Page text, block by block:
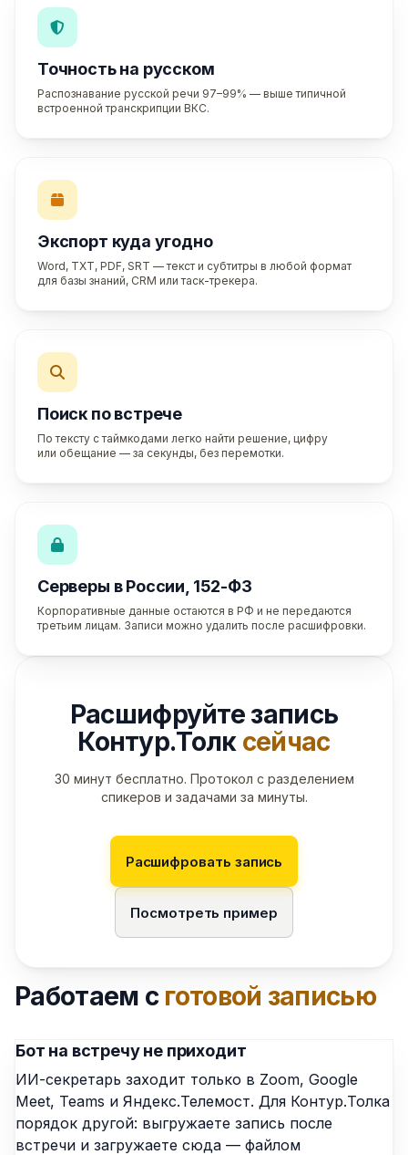
Точность на русском
Распознавание русской речи 97–99% — выше типичной
встроенной транскрипции ВКС.
Экспорт куда угодно
Word, TXT, PDF, SRT — текст и субтитры в любой формат
для базы знаний, CRM или таск-трекера.
Поиск по встрече
По тексту с таймкодами легко найти решение, цифру
или обещание — за секунды, без перемотки.
Серверы в России, 152-ФЗ
Корпоративные данные остаются в РФ и не передаются
третьим лицам. Записи можно удалить после расшифровки.
Расшифруйте запись
Контур.Толк сейчас
30 минут бесплатно. Протокол с разделением
спикеров и задачами за минуты.
Расшифровать запись
Посмотреть пример
Работаем с готовой записью
Бот на встречу не приходит
ИИ-секретарь заходит только в Zoom, Google
Meet, Teams и Яндекс.Телемост. Для Контур.Толка
порядок другой: выгружаете запись после
встречи и загружаете сюда — файлом